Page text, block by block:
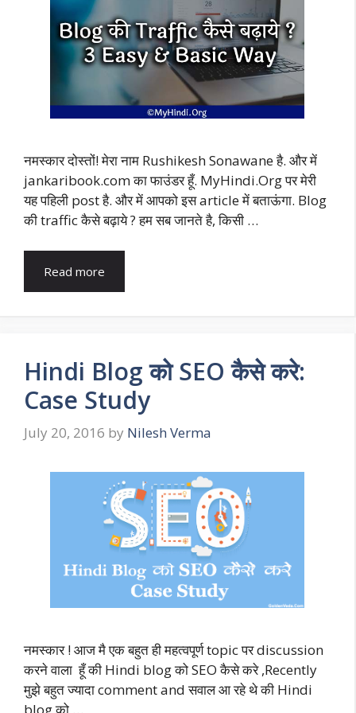
नमस्कार दोस्तों! मेरा नाम Rushikesh Sonawane है. और में
jankaribook.com का फाउंडर हूँ. MyHindi.Org पर मेरी
यह पहिली post है. और में आपको इस article में बताऊंगा. Blog
की traffic कैसे बढ़ाये ? हम सब जानते है, किसी …
Read more
Hindi Blog को SEO कैसे करे:
Case Study
July 20, 2016 by Nilesh Verma
नमस्कार ! आज मै एक बहुत ही महत्वपूर्ण topic पर discussion
करने वाला हूँ की Hindi blog को SEO कैसे करे ,Recently
मुझे बहुत ज्यादा comment and सवाल आ रहे थे की Hindi